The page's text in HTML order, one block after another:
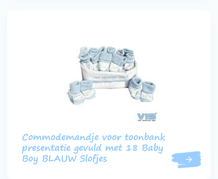
Commodemandje voor toonbank
presentatie gevuld met 18 Baby
Boy BLAUW Slofjes